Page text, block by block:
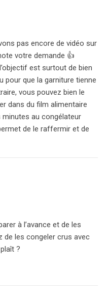
pas encore de vidéo sur
votre demande 👍
est surtout de bien
pour que la garniture tienne
vous pouvez bien le
dans du film alimentaire
minutes au congélateur
de le raffermir et de
à l’avance et de les
de les congeler crus avec
?